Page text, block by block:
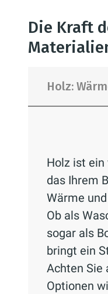
Die Kraft
Holz:
Holz ist
das Ihrem
Wärme
Ob als
sogar als
bringt ein
Achten Sie
Optionen